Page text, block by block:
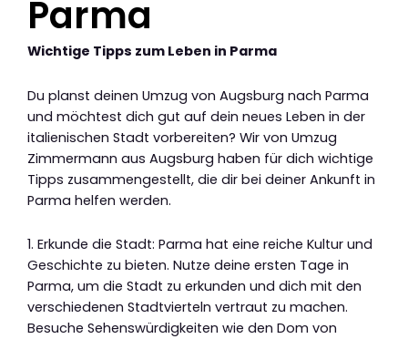
Parma
Wichtige Tipps zum Leben in Parma
Du planst deinen Umzug von Augsburg nach Parma
und möchtest dich gut auf dein neues Leben in der
italienischen Stadt vorbereiten? Wir von Umzug
Zimmermann aus Augsburg haben für dich wichtige
Tipps zusammengestellt, die dir bei deiner Ankunft in
Parma helfen werden.
1. Erkunde die Stadt: Parma hat eine reiche Kultur und
Geschichte zu bieten. Nutze deine ersten Tage in
Parma, um die Stadt zu erkunden und dich mit den
verschiedenen Stadtvierteln vertraut zu machen.
Besuche Sehenswürdigkeiten wie den Dom von